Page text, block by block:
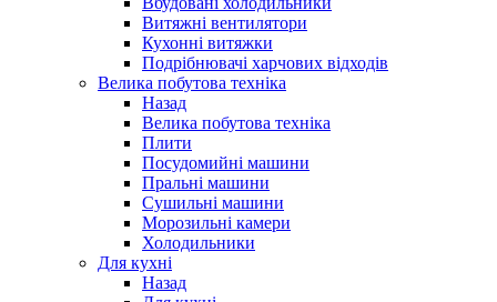
Витяжні вентилятори
Кухонні витяжки
Подрібнювачі харчових відходів
Велика побутова техніка
Назад
Велика побутова техніка
Плити
Посудомийні машини
Пральні машини
Сушильні машини
Морозильні камери
Холодильники
Для кухні
Назад